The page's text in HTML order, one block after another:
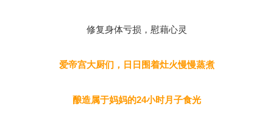
修复身体亏损，慰藉心灵
爱帝宫大厨们，日日围着灶火慢慢蒸煮
酿造属于妈妈的24小时月子食光